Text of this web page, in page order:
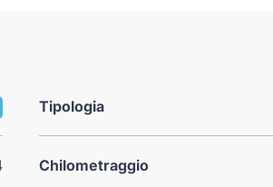
Tipologia
Chilometraggio